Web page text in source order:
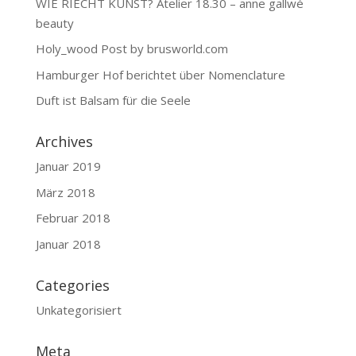
beauty
Holy_wood Post by brusworld.com
Hamburger Hof berichtet über Nomenclature
Duft ist Balsam für die Seele
Archives
Januar 2019
März 2018
Februar 2018
Januar 2018
Categories
Unkategorisiert
Meta